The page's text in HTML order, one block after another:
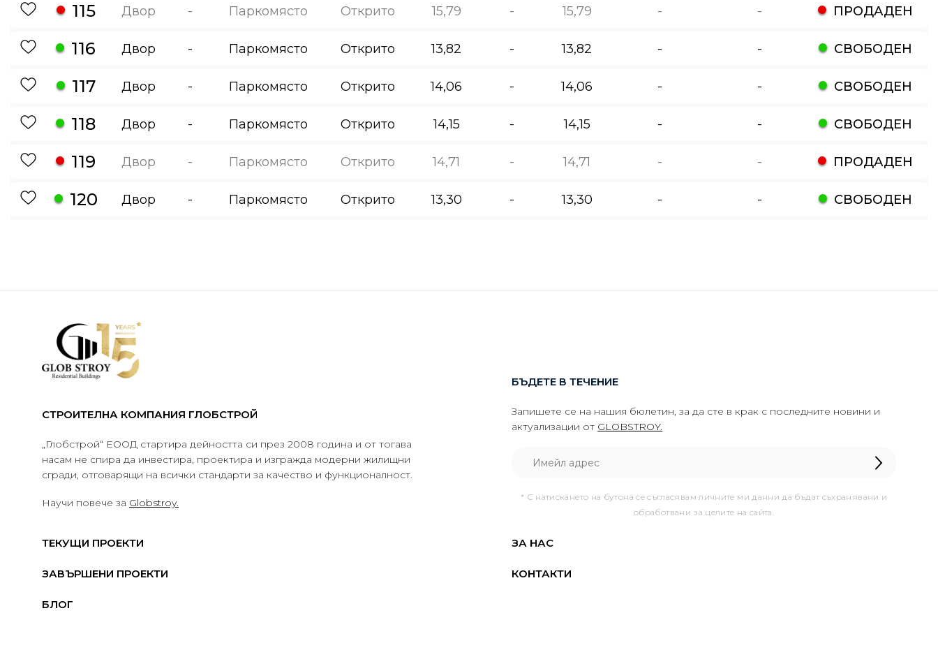
115 Двор - Паркомясто Открито 15,79 - 15,79 - - ПРОДАДЕН
116 Двор - Паркомясто Открито 13,82 - 13,82 - - СВОБОДЕН
117 Двор - Паркомясто Открито 14,06 - 14,06 - - СВОБОДЕН
118 Двор - Паркомясто Открито 14,15 - 14,15 - - СВОБОДЕН
119 Двор - Паркомясто Открито 14,71 - 14,71 - - ПРОДАДЕН
120 Двор - Паркомясто Открито 13,30 - 13,30 - - СВОБОДЕН
СТРОИТЕЛНА КОМПАНИЯ ГЛОБСТРОЙ
„Глобстрой“ ЕООД стартира дейността си през 2008 година и от тогава
насам не спира да инвестира, проектира и изгражда модерни жилищни
сгради, отговарящи на всички стандарти за качество и функционалност.
Научи повече за Globstroy.
ТЕКУЩИ ПРОЕКТИ
ЗАВЪРШЕНИ ПРОЕКТИ
БЛОГ
ЗА НАС
КОНТАКТИ
БЪДЕТЕ В ТЕЧЕНИЕ
Запишете се на нашия бюлетин, за да сте в крак с последните новини и
актуализации от GLOBSTROY.
* С натискането на бутона се съгласявам личните ми данни да бъдат съхранявани и
обработвани за целите на сайта.